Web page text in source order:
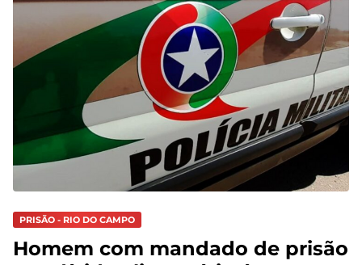
PRISÃO - RIO DO CAMPO
Homem com mandado de prisão